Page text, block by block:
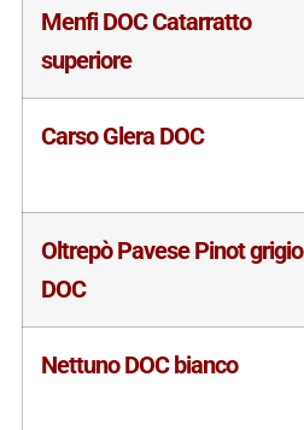
Menfi DOC Catarratto
superiore
Carso Glera DOC
Oltrepò Pavese Pinot grigio
DOC
Nettuno DOC bianco